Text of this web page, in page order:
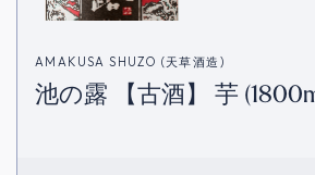
AMAKUSA SHUZO (天草酒造)
池の露 【古酒】 芋